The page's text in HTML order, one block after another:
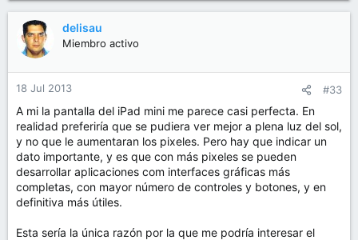
delisau
Miembro activo
18 Jul 2013 #33
A mi la pantalla del iPad mini me parece casi perfecta. En
realidad preferiría que se pudiera ver mejor a plena luz del sol,
y no que le aumentaran los pixeles. Pero hay que indicar un
dato importante, y es que con más pixeles se pueden
desarrollar aplicaciones com interfaces gráficas más
completas, con mayor número de controles y botones, y en
definitiva más útiles.
Esta sería la única razón por la que me podría interesar el